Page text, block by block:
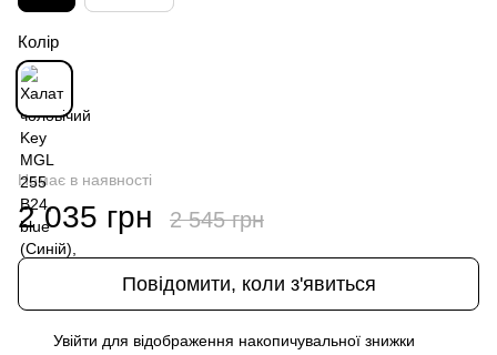
Колір
Немає в наявності
2 035 грн 2 545 грн
Повідомити, коли з'явиться
Увійти для відображення накопичувальної знижки